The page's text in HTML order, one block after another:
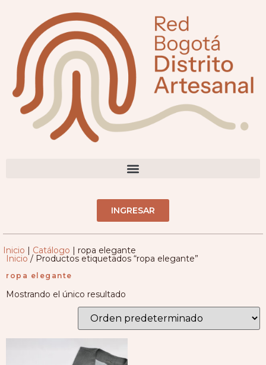
INGRESAR
Inicio | Catálogo | ropa elegante
Inicio/ Productos etiquetados “ropa elegante”
ropa elegante
Mostrando el único resultado